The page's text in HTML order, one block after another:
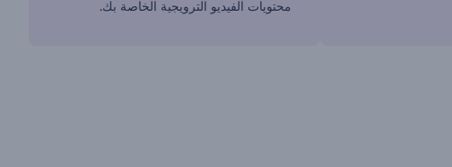
محتويات الفيديو الترويجية الخاصة بك.